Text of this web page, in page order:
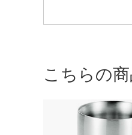
こちらの